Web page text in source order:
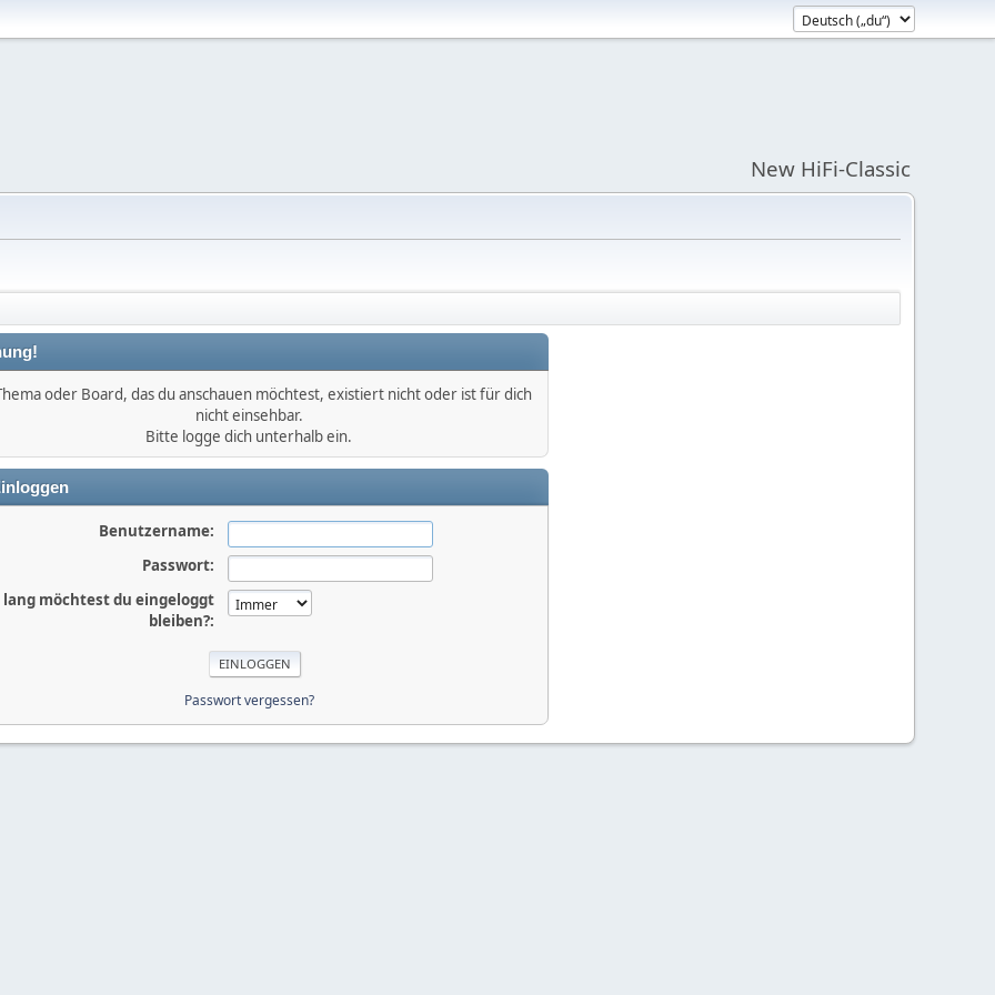
New HiFi-Classic
oder Board, das du anschauen möchtest, existiert nicht oder ist für dich
nicht einsehbar.
Bitte logge dich unterhalb ein.
Benutzername:
Passwort:
lang möchtest du eingeloggt
bleiben?:
Passwort vergessen?